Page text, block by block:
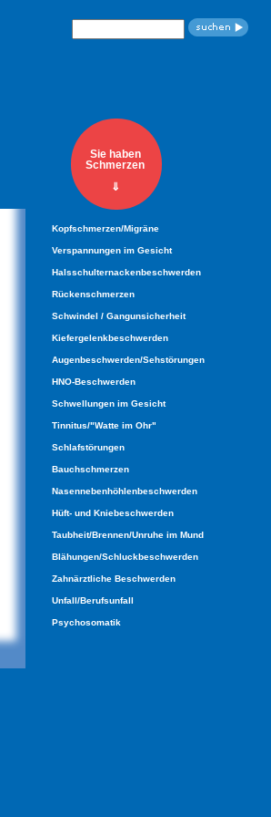
Sie haben
Schmerzen
⇓
Suchbegriffe
Navigation
überspringen
Kopfschmerzen/Migräne
Verspannungen im Gesicht
Halsschulternackenbeschwerden
Rückenschmerzen
Schwindel / Gangunsicherheit
Kiefergelenkbeschwerden
Augenbeschwerden/Sehstörungen
HNO-Beschwerden
Schwellungen im Gesicht
Tinnitus/"Watte im Ohr"
Schlafstörungen
Bauchschmerzen
Nasennebenhöhlenbeschwerden
Hüft- und Kniebeschwerden
Taubheit/Brennen/Unruhe im Mund
Blähungen/Schluckbeschwerden
Zahnärztliche Beschwerden
Unfall/Berufsunfall
Psychosomatik